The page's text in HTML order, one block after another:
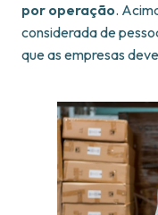
por operação.
considerada de
que as empresas